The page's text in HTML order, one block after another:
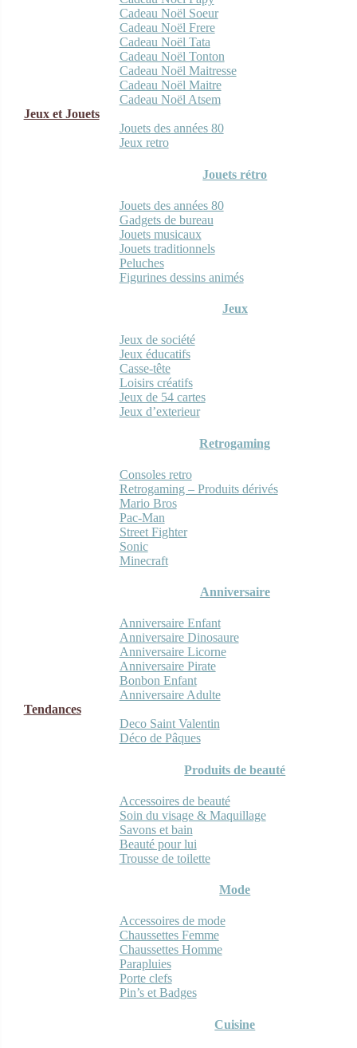
Cadeau Noël Soeur
Cadeau Noël Frere
Cadeau Noël Tata
Cadeau Noël Tonton
Cadeau Noël Maitresse
Cadeau Noël Maitre
Cadeau Noël Atsem
Jeux et Jouets
Jouets des années 80
Jeux retro
Jouets rétro
Jouets des années 80
Gadgets de bureau
Jouets musicaux
Jouets traditionnels
Peluches
Figurines dessins animés
Jeux
Jeux de société
Jeux éducatifs
Casse-tête
Loisirs créatifs
Jeux de 54 cartes
Jeux d’exterieur
Retrogaming
Consoles retro
Retrogaming – Produits dérivés
Mario Bros
Pac-Man
Street Fighter
Sonic
Minecraft
Anniversaire
Anniversaire Enfant
Anniversaire Dinosaure
Anniversaire Licorne
Anniversaire Pirate
Bonbon Enfant
Anniversaire Adulte
Tendances
Deco Saint Valentin
Déco de Pâques
Produits de beauté
Accessoires de beauté
Soin du visage & Maquillage
Savons et bain
Beauté pour lui
Trousse de toilette
Mode
Accessoires de mode
Chaussettes Femme
Chaussettes Homme
Parapluies
Porte clefs
Pin’s et Badges
Cuisine